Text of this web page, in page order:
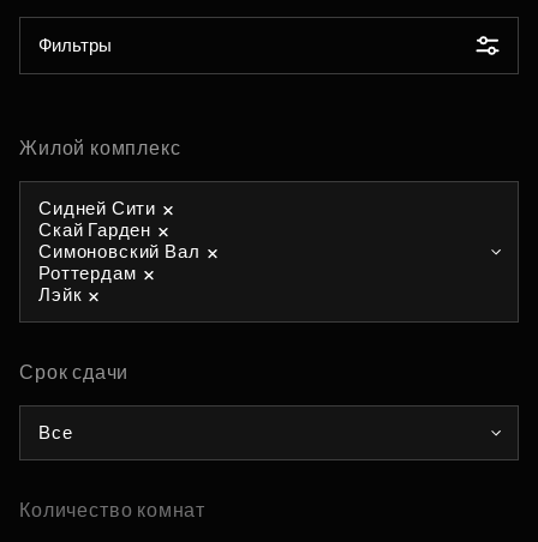
Фильтры
Жилой комплекс
Сидней Сити
Скай Гарден
Симоновский Вал
Роттердам
Лэйк
Срок сдачи
Все
Количество комнат